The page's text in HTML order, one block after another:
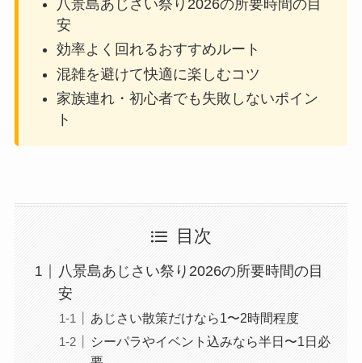
八景島あじさい祭り2026の所要時間の目
安
効率よく回れるおすすめルート
混雑を避けて快適に楽しむコツ
家族連れ・初心者でも失敗しないポイン
ト
目次
八景島あじさい祭り2026の所要時間の目
安
あじさい散策だけなら1〜2時間程度
シーパラやイベント込みなら半日〜1日必